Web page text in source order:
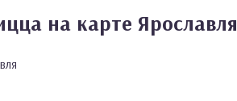
на карте Ярославля